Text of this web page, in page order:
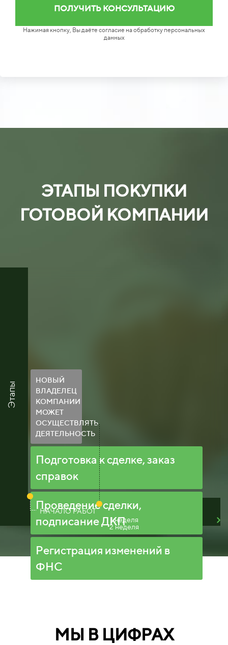
Нажимая кнопку, Вы даёте согласие на обработку персональных
данных
ЭТАПЫ ПОКУПКИ
ГОТОВОЙ КОМПАНИИ
Этапы
НОВЫЙ
ВЛАДЕЛЕЦ
КОМПАНИИ
МОЖЕТ
ОСУЩЕСТВЛЯТЬ
ДЕЯТЕЛЬНОСТЬ
Подготовка к сделке, заказ
справок
Проведение сделки,
подписание ДКП
Регистрация изменений в
ФНС
НАЧАЛО РАБОТ
1 неделя
2 неделя
МЫ В ЦИФРАХ